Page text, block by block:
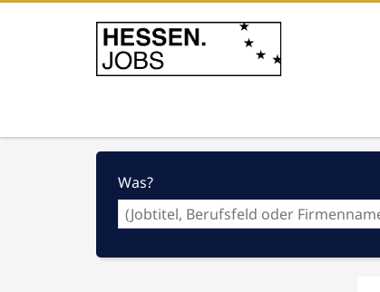
Was?